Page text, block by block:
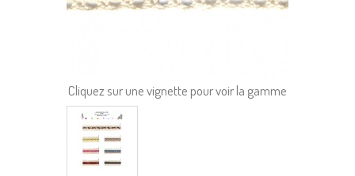
Cliquez sur une vignette pour voir la gamme